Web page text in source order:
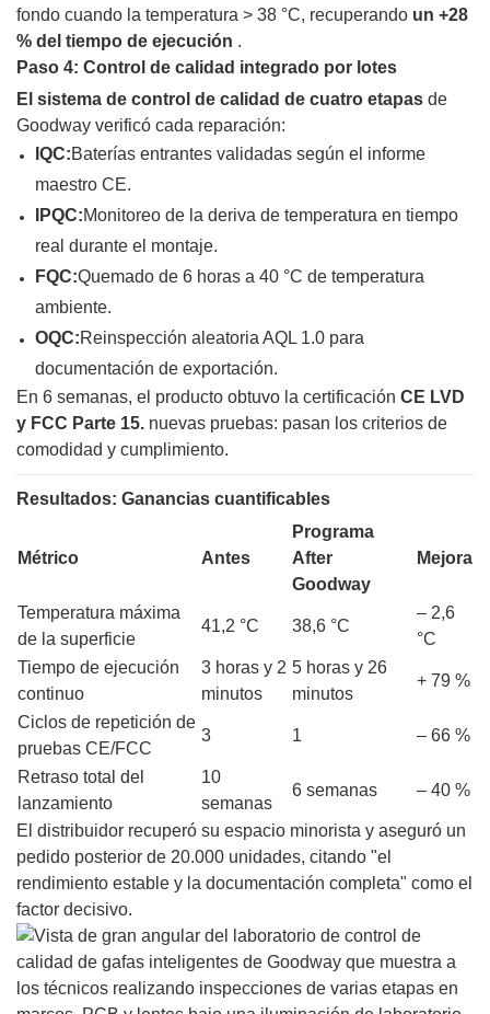
fondo cuando la temperatura > 38 °C, recuperando un +28
% del tiempo de ejecución .
Paso 4: Control de calidad integrado por lotes
El sistema de control de calidad de cuatro etapas de
Goodway verificó cada reparación:
IQC:Baterías entrantes validadas según el informe
maestro CE.
IPQC:Monitoreo de la deriva de temperatura en tiempo
real durante el montaje.
FQC:Quemado de 6 horas a 40 °C de temperatura
ambiente.
OQC:Reinspección aleatoria AQL 1.0 para
documentación de exportación.
En 6 semanas, el producto obtuvo la certificación CE LVD
y FCC Parte 15. nuevas pruebas: pasan los criterios de
comodidad y cumplimiento.
Resultados: Ganancias cuantificables
Métrico Antes
Programa
After
Goodway
Mejora
Temperatura máxima
de la superficie
41,2 °C 38,6 °C
– 2,6
°C
Tiempo de ejecución
continuo
3 horas y 2
minutos
5 horas y 26
minutos
+ 79 %
Ciclos de repetición de
pruebas CE/FCC
3 1 – 66 %
Retraso total del
lanzamiento
10
semanas
6 semanas – 40 %
El distribuidor recuperó su espacio minorista y aseguró un
pedido posterior de 20.000 unidades, citando "el
rendimiento estable y la documentación completa" como el
factor decisivo.